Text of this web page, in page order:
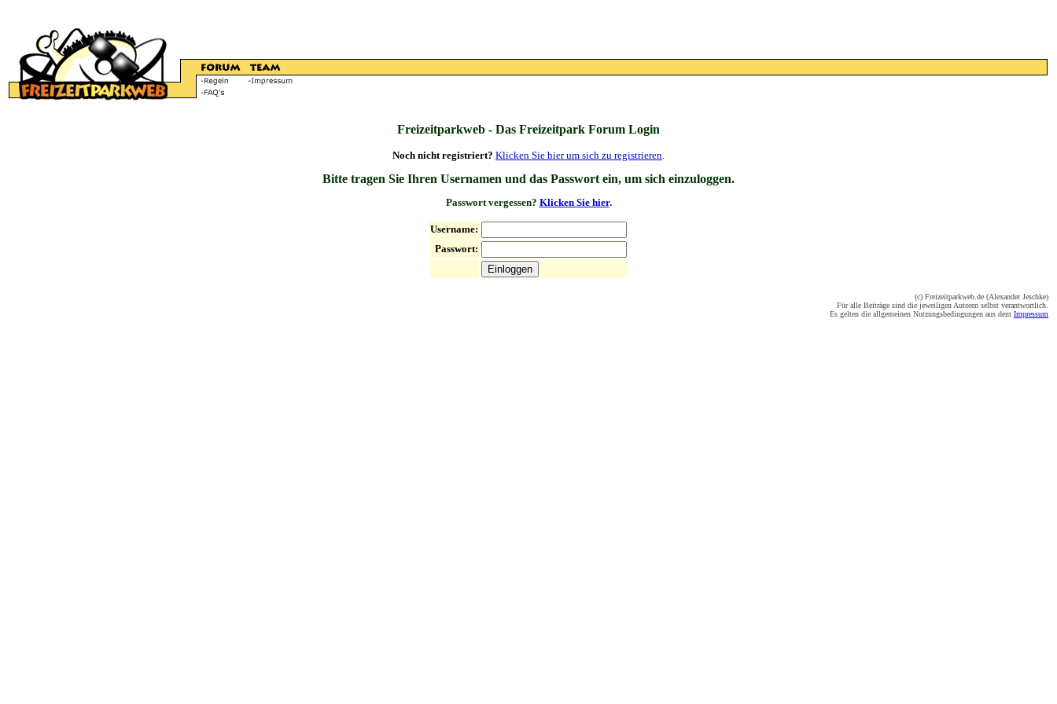
Freizeitparkweb - Das Freizeitpark Forum Login
Noch nicht registriert? Klicken Sie hier um sich zu registrieren.
Bitte tragen Sie Ihren Usernamen und das Passwort ein, um sich einzuloggen.
Passwort vergessen? Klicken Sie hier.
Username:
Passwort:
(c) Freizeitparkweb.de (Alexander Jeschke)
Für alle Beiträge sind die jeweiligen Autoren selbst verantwortlich.
Es gelten die allgemeinen Nutzungsbedingungen aus dem Impressum